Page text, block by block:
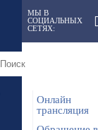
МЫ В
СОЦИАЛЬНЫХ
СЕТЯХ:
Онлайн
трансляция